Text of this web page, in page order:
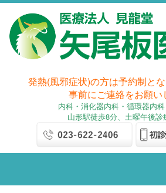
発熱(風邪症状)の方は予約制と
事前にご連絡をお願い
内科・消化器内科・循環器内
山形駅徒歩8分、土曜午後診